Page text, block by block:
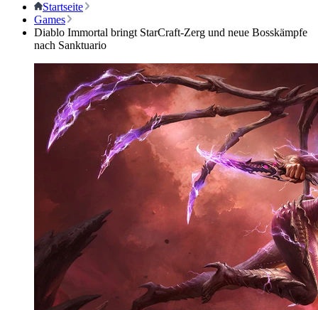
Startseite
Games
Diablo Immortal bringt StarCraft-Zerg und neue Bosskämpfe
nach Sanktuario